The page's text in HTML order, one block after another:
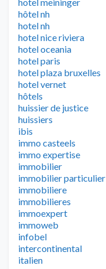
hôtel nh
hotel nh
hotel nice riviera
hotel oceania
hotel paris
hotel plaza bruxelles
hotel vernet
hôtels
huissier de justice
huissiers
ibis
immo casteels
immo expertise
immobilier
immobilier particulier
immobiliere
immobilieres
immoexpert
immoweb
infobel
intercontinental
italien